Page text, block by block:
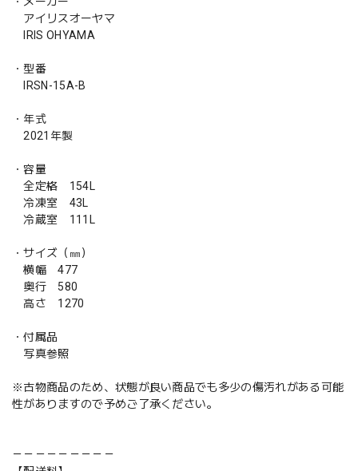
アイリスオーヤマ
IRIS OHYAMA
・型番
IRSN-15A-B
・年式
2021年製
・容量
全定格 154L
冷凍室 43L
冷蔵室 111L
・サイズ（㎜）
横幅 477
奥行 580
高さ 1270
・付属品
写真参照
※古物商品のため、状態が良い商品でも多少の傷汚れがある可能
性がありますので予めご了承ください。
－－－－－－－－－